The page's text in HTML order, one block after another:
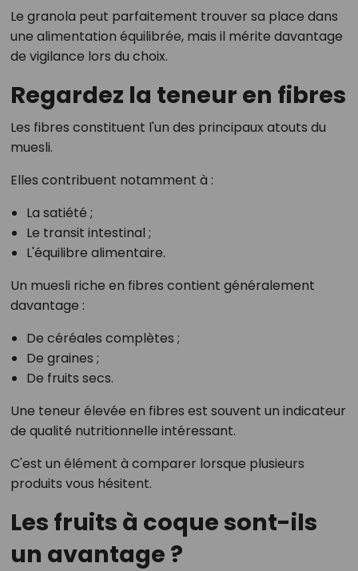
Le granola peut parfaitement trouver sa place dans
une alimentation équilibrée, mais il mérite davantage
de vigilance lors du choix.
Regardez la teneur en fibres
Les fibres constituent l'un des principaux atouts du
muesli.
Elles contribuent notamment à :
La satiété ;
Le transit intestinal ;
L'équilibre alimentaire.
Un muesli riche en fibres contient généralement
davantage :
De céréales complètes ;
De graines ;
De fruits secs.
Une teneur élevée en fibres est souvent un indicateur
de qualité nutritionnelle intéressant.
C'est un élément à comparer lorsque plusieurs
produits vous hésitent.
Les fruits à coque sont-ils
un avantage ?